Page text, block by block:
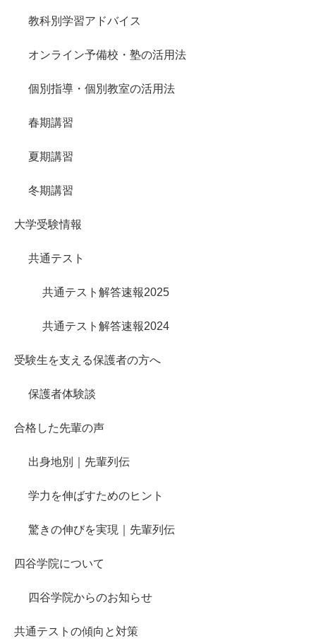
教科別学習アドバイス
オンライン予備校・塾の活用法
個別指導・個別教室の活用法
春期講習
夏期講習
冬期講習
大学受験情報
共通テスト
共通テスト解答速報2025
共通テスト解答速報2024
受験生を支える保護者の方へ
保護者体験談
合格した先輩の声
出身地別｜先輩列伝
学力を伸ばすためのヒント
驚きの伸びを実現｜先輩列伝
四谷学院について
四谷学院からのお知らせ
共通テストの傾向と対策